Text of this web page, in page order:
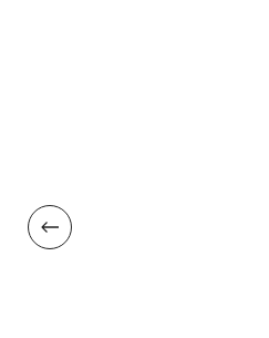
АКСЕССУАРЫ